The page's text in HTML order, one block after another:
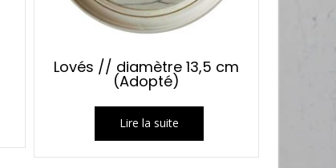
Lovés // diamètre 13,5 cm
(Adopté)
Lire la suite